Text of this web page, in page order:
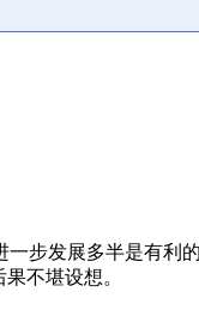
步发展多半是有
不堪设想。